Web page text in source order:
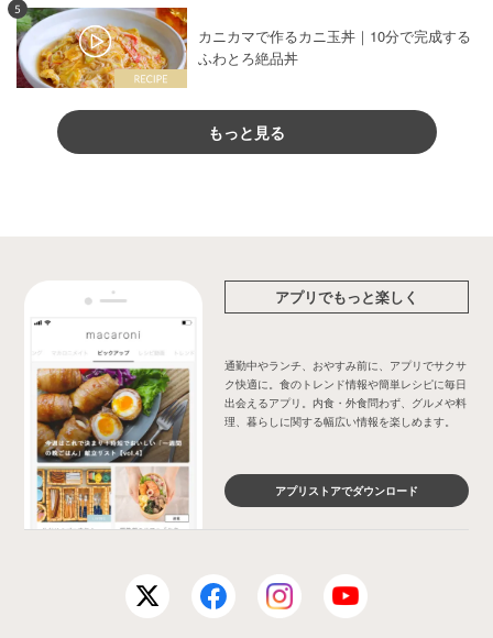
5
カニカマで作るカニ玉丼｜10分で完成する
ふわとろ絶品丼
もっと見る
アプリでもっと楽しく
通勤中やランチ、おやすみ前に、アプリでサクサ
ク快適に。食のトレンド情報や簡単レシピに毎日
出会えるアプリ。内食・外食問わず、グルメや料
理、暮らしに関する幅広い情報を楽しめます。
アプリストアでダウンロード